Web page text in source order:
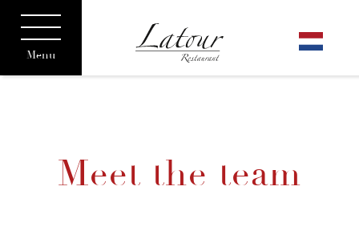
Menu
Meet the team